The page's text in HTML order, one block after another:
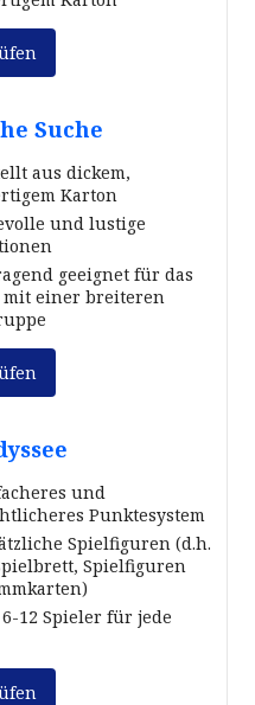
Suche
aus dickem,
Karton
und lustige
geeignet für das
mit einer breiteren
und
Punktesystem
Spielfiguren (d.h.
Spielfiguren
12 Spieler für jede